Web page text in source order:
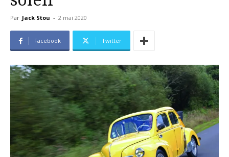
Par Jack Stou - 2 mai 2020
Facebook Twitter